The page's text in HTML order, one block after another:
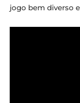
jogo bem diverso